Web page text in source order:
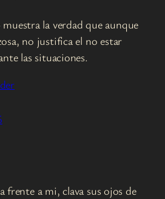
la verdad que aunque
no justifica el no estar
las situaciones.
frente a mi, clava sus ojos de